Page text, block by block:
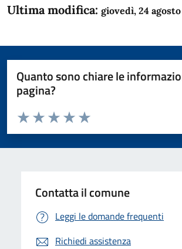
Ultima modifica: giovedì, 24
Quanto sono chiare le
pagina?
Domanda
Valuta da 1 a 5 stelle la pagina
Valuta 5 stelle su 5
Valuta 4 stelle su 5
Valuta 3 stelle su 5
Valuta 2 stelle su 5
Valuta 1 stelle su 5
Contatta il comune
Leggi le domande frequenti
Richiedi assistenza